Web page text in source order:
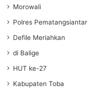
Morowali
Polres Pematangsiantar
Defile Meriahkan
di Balige
HUT ke-27
Kabupaten Toba